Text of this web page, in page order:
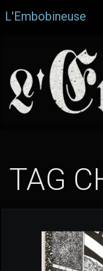
Aller
L'Embobineuse
TAG